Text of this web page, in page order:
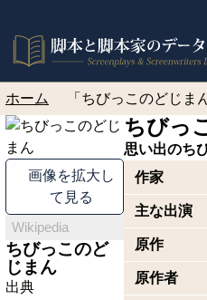
ホーム 「ちびっこのどじま
画像を拡大し
て見る
Wikipedia
ちびっこのど
じまん
出典
ちびっ
思い出のち
作家
主な出演
原作
原作者